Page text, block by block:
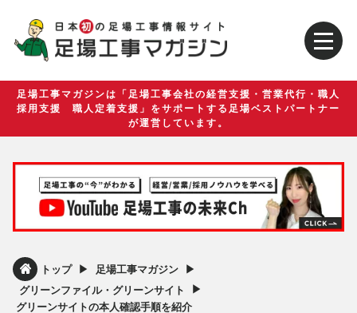
足場工事マガジンは「足場工事会社の経営支援・営業代行・職人
採用支援 職人定着支援」をサポートする足場ベストパートナー
が運営しています。
トップ ▶︎ 足場工事マガジン ▶︎
グリーンファイル・グリーンサイト ▶︎
グリーンサイトの本人確認手順を紹介